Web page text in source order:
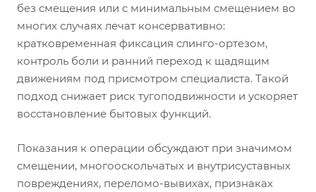
без смещения или с минимальным смещением во
многих случаях лечат консервативно:
кратковременная фиксация слинго-ортезом,
контроль боли и ранний переход к щадящим
движениям под присмотром специалиста. Такой
подход снижает риск тугоподвижности и ускоряет
восстановление бытовых функций.
Показания к операции обсуждают при значимом
смещении, многооскольчатых и внутрисуставных
повреждениях, переломо-вывихах, признаках